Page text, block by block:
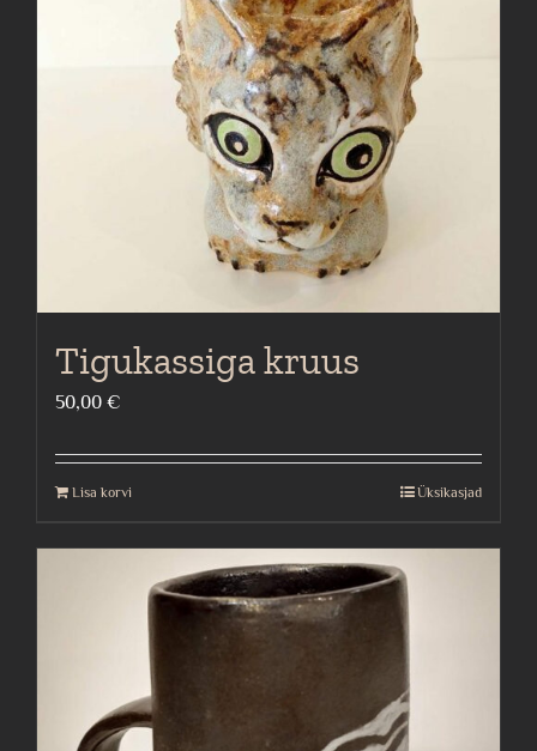
Tigukassiga kruus
50,00 €
Lisa korvi Üksikasjad